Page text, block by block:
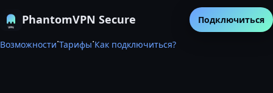
PhantomVPN Secure
Возможности·Тарифы·Как подключиться?
Подключиться